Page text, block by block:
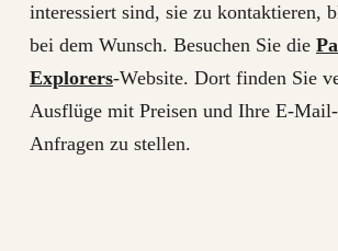
interessiert sind, sie zu kontaktieren,
bei dem Wunsch. Besuchen Sie die
Explorers-Website. Dort finden Sie
Ausflüge mit Preisen und Ihre E-
Anfragen zu stellen.